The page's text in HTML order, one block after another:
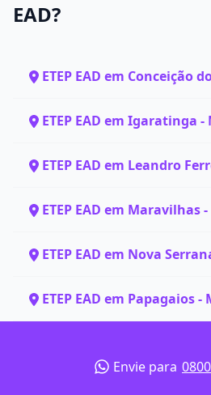
EAD?
ETEP EAD em Conceição
ETEP EAD em Igaratinga -
ETEP EAD em Leandro
ETEP EAD em Maravilhas -
ETEP EAD em Nova
ETEP EAD em Papagaios -
Envie para